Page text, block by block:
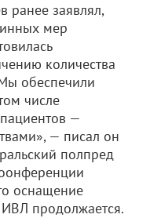
ранее заявлял,
мер
количества
обеспечили
числе
—
— писал он
полпред
оснащение
продолжается.